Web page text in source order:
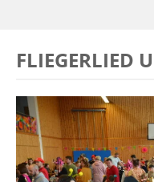
FLIEGERLIED